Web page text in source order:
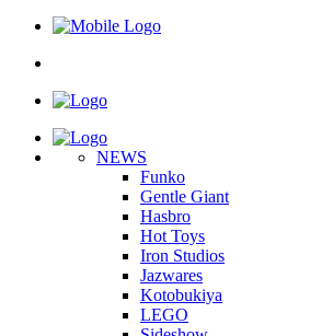
NEWS
Funko
Gentle Giant
Hasbro
Hot Toys
Iron Studios
Jazwares
Kotobukiya
LEGO